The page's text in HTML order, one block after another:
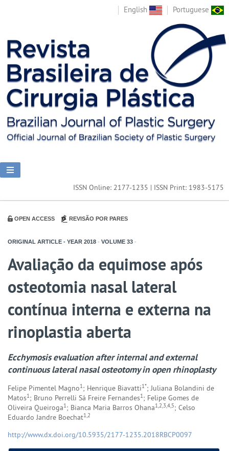
English Portuguese
ISSN Online: 2177-1235 | ISSN Print: 1983-5175
OPEN ACCESS REVISÃO POR PARES
ORIGINAL ARTICLE - YEAR 2018 - VOLUME 33 -
Avaliação da equimose após
osteotomia nasal lateral
contínua interna e externa na
rinoplastia aberta
Ecchymosis evaluation after internal and external
continuous lateral nasal osteotomy in open rhinoplasty
Felipe Pimentel Magno1; Henrique Biavatti1*; Juliana Bolandini de
Matos1; Bruno Perrelli Sá Freire Fernandes1; Felipe Gomes de
Oliveira Queiroga1; Bianca Maria Barros Ohana1,2,3,4,5; Celso
Eduardo Jandre Boechat1,2
http://www.dx.doi.org/10.5935/2177-1235.2018RBCP0097